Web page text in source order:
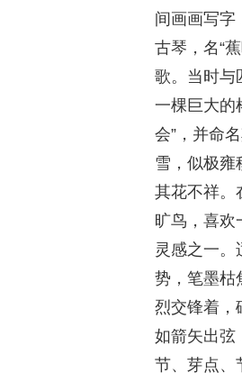
间画画写字
古琴，名“
歌。当时与
一棵巨大的
会”，并命
雪，似极雍
其花不祥。
旷鸟，喜欢
灵感之一。
势，笔墨枯
烈交锋着，
如箭矢出弦
节、芽点、